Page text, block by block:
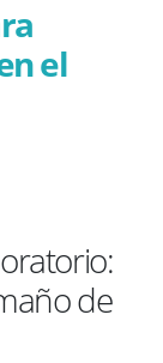
el
de